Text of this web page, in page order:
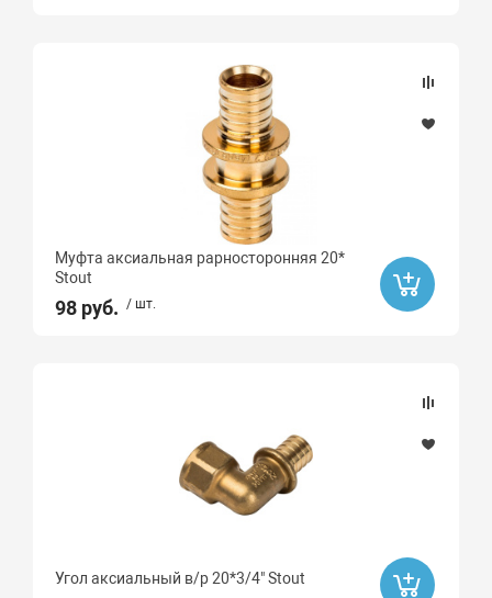
Муфта аксиальная рарносторонняя 20*
Stout
98 руб. / шт.
Угол аксиальный в/р 20*3/4" Stout